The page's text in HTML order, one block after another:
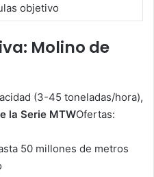
objetivo
Molino de
(3-45 toneladas/hora),
la Serie MTWOfertas:
50 millones de metros